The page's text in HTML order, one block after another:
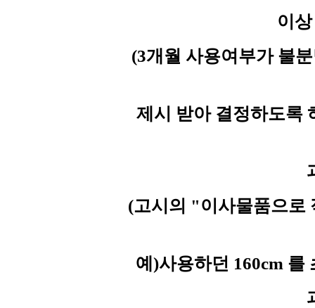
이
(3개월 사용여부가 불
제시 받아 결정하도록
(고시의 "이사물품으로
예)사용하던 160cm 를